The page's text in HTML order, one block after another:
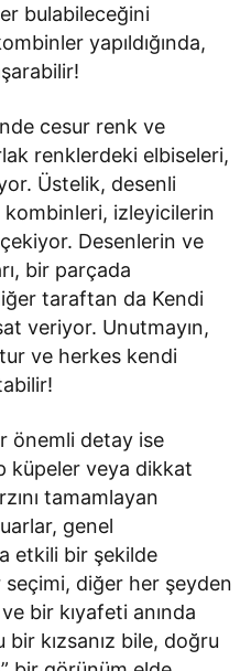
bulabileceğini
yapıldığında,
cesur renk ve
renklerdeki elbiseleri,
Üstelik, desenli
izleyicilerin
Desenlerin ve
bir parçada
taraftan da Kendi
veriyor. Unutmayın,
ve herkes kendi
önemli detay ise
küpeler veya dikkat
tamamlayan
genel
etkili bir şekilde
diğer her şeyden
bir kıyafeti anında
kızsanız bile, doğru